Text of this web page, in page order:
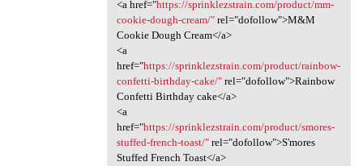
<a href="https://sprinklezstrain.com/product/mm-
cookie-dough-cream/"rel="dofollow">M&M
Cookie Dough Cream</a>
<a
href="https://sprinklezstrain.com/product/rainbow-
confetti-birthday-cake/"rel="dofollow">Rainbow
Confetti Birthday cake</a>
<a
href="https://sprinklezstrain.com/product/smores-
stuffed-french-toast/"rel="dofollow">S'mores
Stuffed French Toast</a>